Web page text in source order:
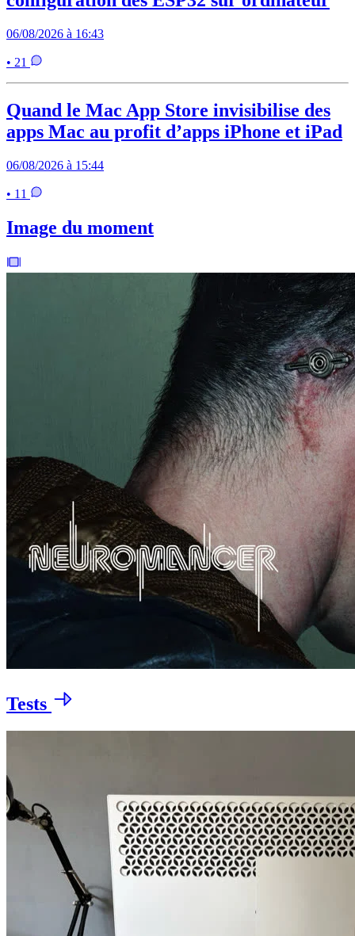
06/08/2026 à 16:43
• 21
Quand le Mac App Store invisibilise des
apps Mac au profit d’apps iPhone et iPad
06/08/2026 à 15:44
• 11
Image du moment
Tests